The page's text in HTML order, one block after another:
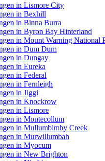
in Lismore City
in Bexhill
in Binna Burra
in Byron Bay Hinterland
in Mount Warning National
in Dum Dum
in Dungay
in Eureka
in Federal
in Fernleigh
in Jiggi
in Knockrow
in Lismore
in Montecollum
in Mullumbimby Creek
in Murwillumbah
in Myocum
in New Brighton